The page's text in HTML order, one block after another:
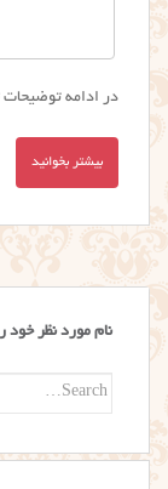
در ادامه توضیحات
بیشتر بخوانید
نام مورد نظر خود
Search